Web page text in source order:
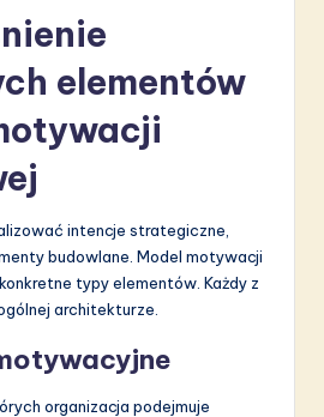
elementów
intencje strategiczne,
budowlane. Model motywacji
typy elementów. Każdy z
architekturze.
organizacja podejmuje